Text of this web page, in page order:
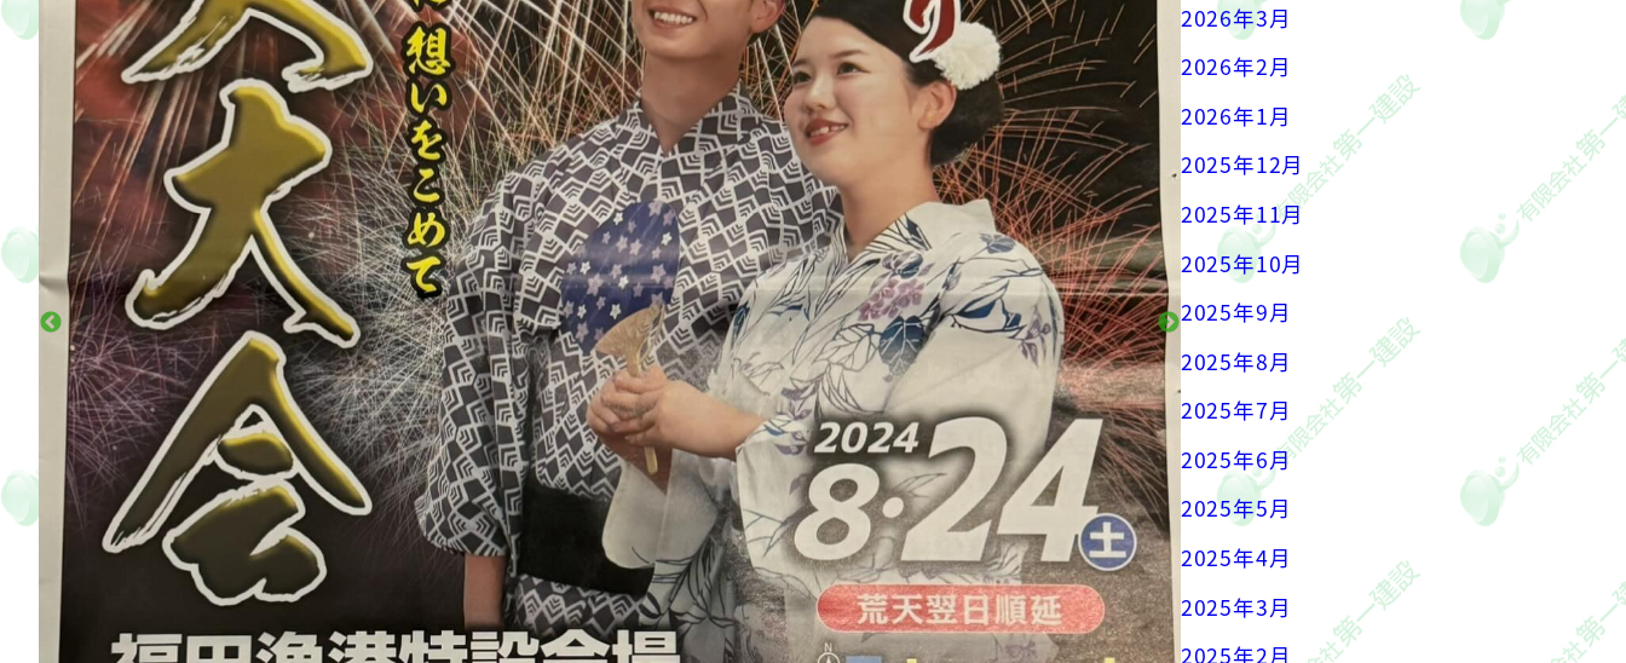
2026年3月
2026年2月
2026年1月
2025年12月
2025年11月
2025年10月
2025年9月
2025年8月
2025年7月
2025年6月
2025年5月
2025年4月
2025年3月
2025年2月